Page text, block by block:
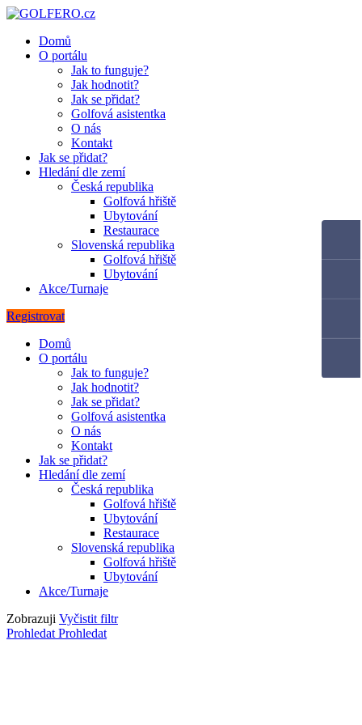
Domů
O portálu
Jak to funguje?
Jak hodnotit?
Jak se přidat?
Golfová asistentka
O nás
Kontakt
Jak se přidat?
Hledání dle zemí
Česká republika
Golfová hřiště
Ubytování
Restaurace
Slovenská republika
Golfová hřiště
Ubytování
Akce/Turnaje
Registrovat
Domů
O portálu
Jak to funguje?
Jak hodnotit?
Jak se přidat?
Golfová asistentka
O nás
Kontakt
Jak se přidat?
Hledání dle zemí
Česká republika
Golfová hřiště
Ubytování
Restaurace
Slovenská republika
Golfová hřiště
Ubytování
Akce/Turnaje
Zobrazuji Vyčistit filtr
Prohledat Prohledat